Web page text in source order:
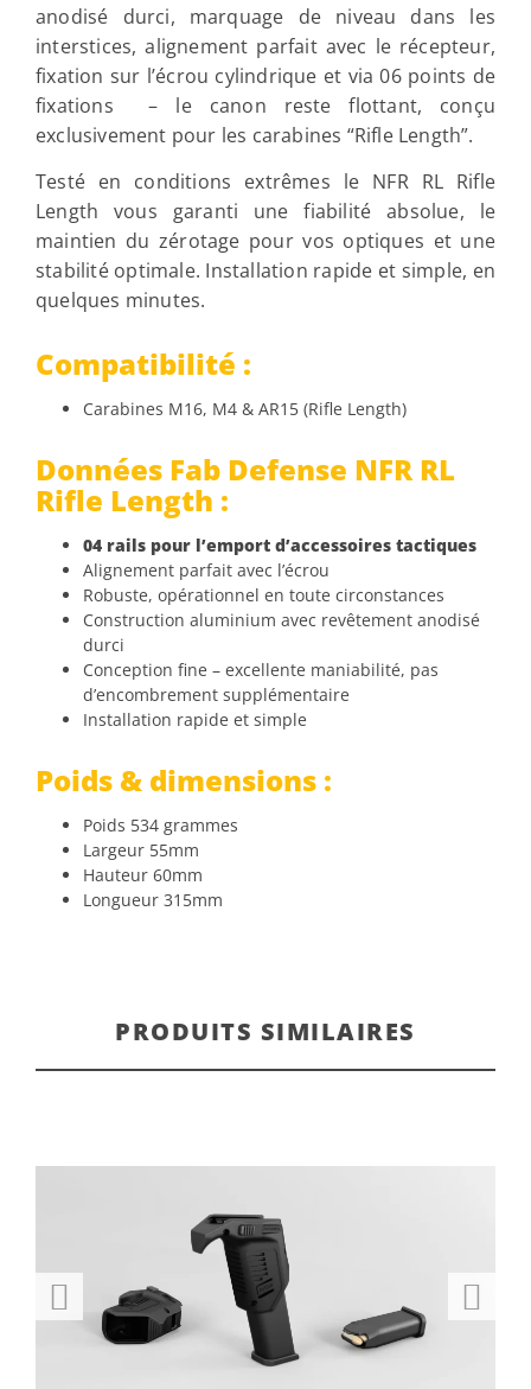
anodisé durci, marquage de niveau dans les
interstices, alignement parfait avec le récepteur,
fixation sur l’écrou cylindrique et via 06 points de
fixations – le canon reste flottant, conçu
exclusivement pour les carabines “Rifle Length”.
Testé en conditions extrêmes le NFR RL Rifle
Length vous garanti une fiabilité absolue, le
maintien du zérotage pour vos optiques et une
stabilité optimale. Installation rapide et simple, en
quelques minutes.
Compatibilité :
Carabines M16, M4 & AR15 (Rifle Length)
Données Fab Defense NFR RL
Rifle Length :
04 rails pour l’emport d’accessoires tactiques
Alignement parfait avec l’écrou
Robuste, opérationnel en toute circonstances
Construction aluminium avec revêtement anodisé
durci
Conception fine – excellente maniabilité, pas
d’encombrement supplémentaire
Installation rapide et simple
Poids & dimensions :
Poids 534 grammes
Largeur 55mm
Hauteur 60mm
Longueur 315mm
PRODUITS SIMILAIRES